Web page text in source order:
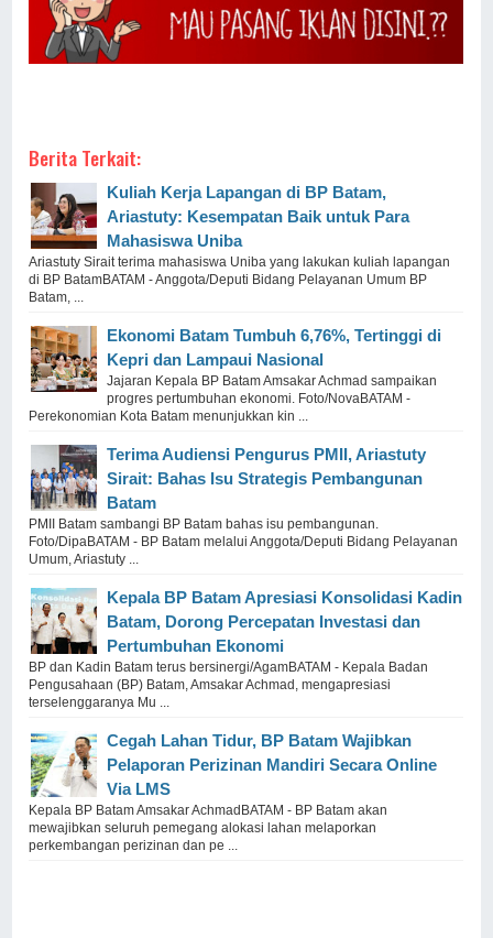
Berita Terkait:
Kuliah Kerja Lapangan di BP Batam,
Ariastuty: Kesempatan Baik untuk Para
Mahasiswa Uniba
Ariastuty Sirait terima mahasiswa Uniba yang lakukan kuliah lapangan
di BP BatamBATAM - Anggota/Deputi Bidang Pelayanan Umum BP
Batam, ...
Ekonomi Batam Tumbuh 6,76%, Tertinggi di
Kepri dan Lampaui Nasional
Jajaran Kepala BP Batam Amsakar Achmad sampaikan
progres pertumbuhan ekonomi. Foto/NovaBATAM -
Perekonomian Kota Batam menunjukkan kin ...
Terima Audiensi Pengurus PMII, Ariastuty
Sirait: Bahas Isu Strategis Pembangunan
Batam
PMII Batam sambangi BP Batam bahas isu pembangunan.
Foto/DipaBATAM - BP Batam melalui Anggota/Deputi Bidang Pelayanan
Umum, Ariastuty ...
Kepala BP Batam Apresiasi Konsolidasi Kadin
Batam, Dorong Percepatan Investasi dan
Pertumbuhan Ekonomi
BP dan Kadin Batam terus bersinergi/AgamBATAM - Kepala Badan
Pengusahaan (BP) Batam, Amsakar Achmad, mengapresiasi
terselenggaranya Mu ...
Cegah Lahan Tidur, BP Batam Wajibkan
Pelaporan Perizinan Mandiri Secara Online
Via LMS
Kepala BP Batam Amsakar AchmadBATAM - BP Batam akan
mewajibkan seluruh pemegang alokasi lahan melaporkan
perkembangan perizinan dan pe ...